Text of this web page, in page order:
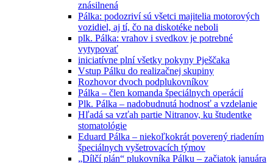
znásilnená
Pálka: podozriví sú všetci majitelia motorových
vozidiel, aj tí, čo na diskotéke neboli
plk. Pálka: vrahov i svedkov je potrebné
vytypovať
iniciatívne plní všetky pokyny Pješčaka
Vstup Pálku do realizačnej skupiny
Rozhovor dvoch podplukovníkov
Pálka – člen komanda špeciálnych operácií
Plk. Pálka – nadobudnutá hodnosť a vzdelanie
Hľadá sa vzťah partie Nitranov, ku študentke
stomatológie
Eduard Pálka – niekoľkokrát poverený riadením
špeciálnych vyšetrovacích týmov
„Dílčí plán“ plukovníka Pálku – začiatok januára